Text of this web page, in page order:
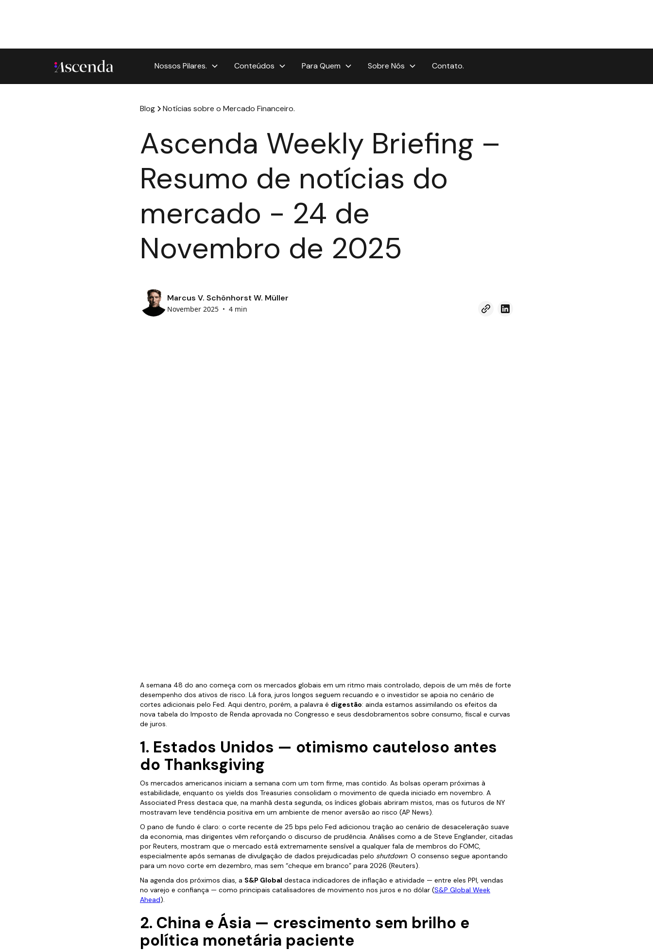
Nossos Pilares. Conteúdos Para Quem Sobre Nós Contato.
Blog Notícias sobre o Mercado Financeiro.
Ascenda Weekly Briefing –
Resumo de notícias do
mercado - 24 de
Novembro de 2025
Marcus V. Schönhorst W. Müller
November 2025 • 4 min
A semana 48 do ano começa com os mercados globais em um ritmo mais controlado, depois de um mês de forte
desempenho dos ativos de risco. Lá fora, juros longos seguem recuando e o investidor se apoia no cenário de
cortes adicionais pelo Fed. Aqui dentro, porém, a palavra é digestão: ainda estamos assimilando os efeitos da
nova tabela do Imposto de Renda aprovada no Congresso e seus desdobramentos sobre consumo, fiscal e curvas
de juros.
1. Estados Unidos — otimismo cauteloso antes
do Thanksgiving
Os mercados americanos iniciam a semana com um tom firme, mas contido. As bolsas operam próximas à
estabilidade, enquanto os yields dos Treasuries consolidam o movimento de queda iniciado em novembro. A
Associated Press destaca que, na manhã desta segunda, os índices globais abriram mistos, mas os futuros de NY
mostravam leve tendência positiva em um ambiente de menor aversão ao risco (AP News).
O pano de fundo é claro: o corte recente de 25 bps pelo Fed adicionou tração ao cenário de desaceleração suave
da economia, mas dirigentes vêm reforçando o discurso de prudência. Análises como a de Steve Englander, citadas
por Reuters, mostram que o mercado está extremamente sensível a qualquer fala de membros do FOMC,
especialmente após semanas de divulgação de dados prejudicadas pelo shutdown. O consenso segue apontando
para um novo corte em dezembro, mas sem “cheque em branco” para 2026 (Reuters).
Na agenda dos próximos dias, a S&P Global destaca indicadores de inflação e atividade — entre eles PPI, vendas
no varejo e confiança — como principais catalisadores de movimento nos juros e no dólar (S&P Global Week
Ahead).
2. China e Ásia — crescimento sem brilho e
política monetária paciente